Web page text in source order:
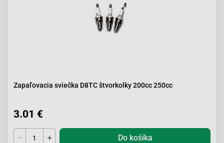
Zapaľovacia sviečka D8TC štvorkolky 200cc 250cc
3.01 €
Do košíka